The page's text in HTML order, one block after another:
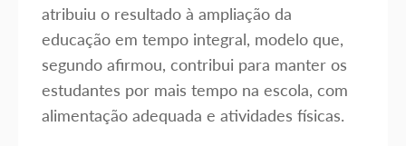
atribuiu o resultado à ampliação da
educação em tempo integral, modelo que,
segundo afirmou, contribui para manter os
estudantes por mais tempo na escola, com
alimentação adequada e atividades físicas.